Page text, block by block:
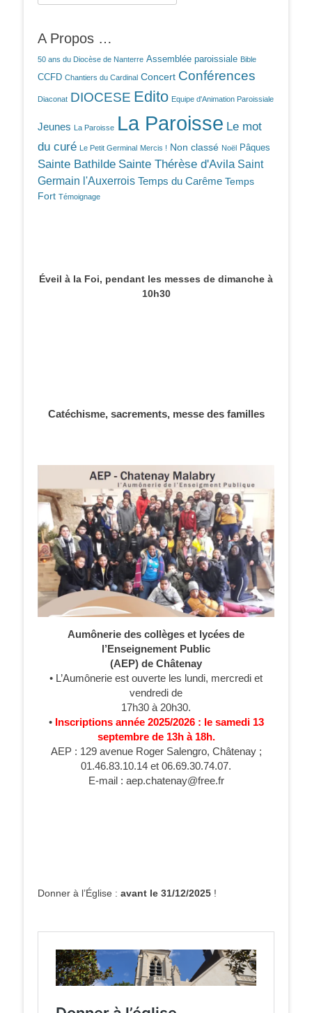
A Propos …
50 ans du Diocèse de Nanterre Assemblée paroissiale Bible
CCFD Chantiers du Cardinal Concert Conférences
Diaconat DIOCESE Edito Equipe d'Animation Paroissiale
Jeunes La Paroisse La Paroisse Le mot
du curé Le Petit Germinal Mercis ! Non classé Noël Pâques
Sainte Bathilde Sainte Thérèse d'Avila Saint
Germain l'Auxerrois Temps du Carême Temps
Fort Témoignage
Éveil à la Foi, pendant les messes de dimanche à
10h30
Catéchisme, sacrements, messe des familles
Aumônerie des collèges et lycées de
l’Enseignement Public
(AEP) de Châtenay
• L’Aumônerie est ouverte les lundi, mercredi et
vendredi de
17h30 à 20h30.
• Inscriptions année 2025/2026 : le samedi 13
septembre de 13h à 18h.
AEP : 129 avenue Roger Salengro, Châtenay ;
01.46.83.10.14 et 06.69.30.74.07.
E-mail : aep.chatenay@free.fr
Donner à l’Église : avant le 31/12/2025 !